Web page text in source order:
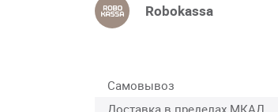
Robokassa
Самовывоз
Доставка в пределах МКАД